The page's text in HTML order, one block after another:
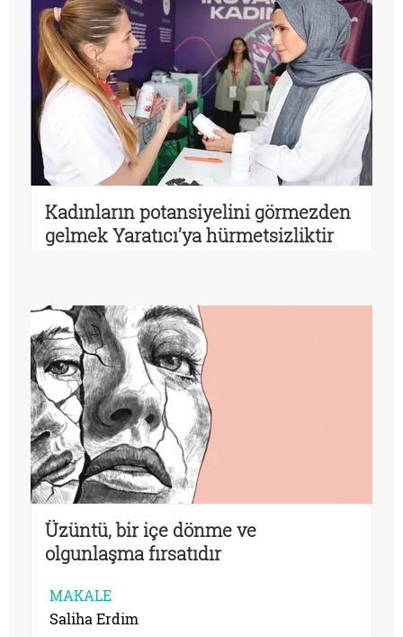
Kadınların potansiyelini görmezden
gelmek Yaratıcı’ya hürmetsizliktir
Üzüntü, bir içe dönme ve
olgunlaşma fırsatıdır
MAKALE
Saliha Erdim